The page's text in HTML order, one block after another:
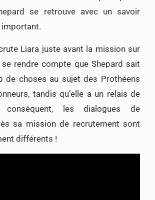
se retrouve avec un savoir
Liara juste avant la mission sur
se rendre compte que Shepard sait
de choses au sujet des Prothéens
tandis qu’elle a un relais de
les dialogues de
sa mission de recrutement sont
différents !